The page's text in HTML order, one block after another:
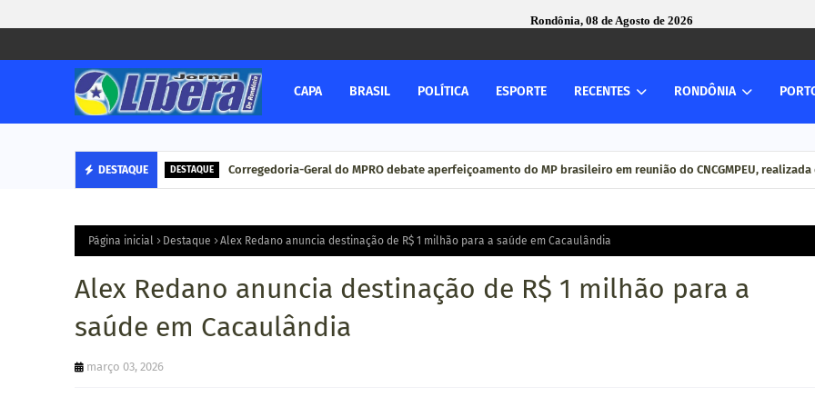
Rondônia, 08 de Agosto de 2026
CAPA BRASIL POLÍTICA ESPORTE RECENTES RONDÔNIA
DESTAQUE DESTAQUE Corregedoria-Geral do MPRO debate aperfeiçoamento do MP brasileiro em reunião do CNCGMPEU,
Página inicial Destaque Alex Redano anuncia destinação de R$ 1 milhão para a saúde em Cacaulândia
Alex Redano anuncia destinação de R$ 1 milhão para a
saúde em Cacaulândia
março 03, 2026